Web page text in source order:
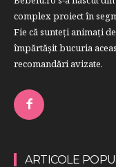
complex proiect în
Fie că sunteţi animaţi
împărtăşit bucuria
recomandări avizate.
ARTICOLE